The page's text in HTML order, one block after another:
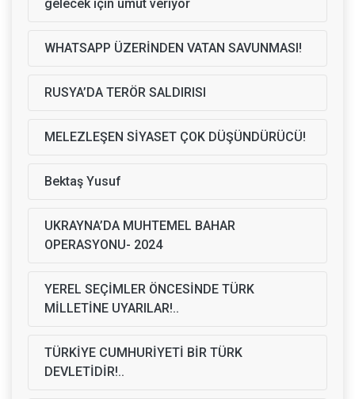
gelecek için umut veriyor
WHATSAPP ÜZERİNDEN VATAN SAVUNMASI!
RUSYA’DA TERÖR SALDIRISI
MELEZLEŞEN SİYASET ÇOK DÜŞÜNDÜRÜCÜ!
Bektaş Yusuf
UKRAYNA’DA MUHTEMEL BAHAR
OPERASYONU- 2024
YEREL SEÇİMLER ÖNCESİNDE TÜRK
MİLLETİNE UYARILAR!..
TÜRKİYE CUMHURİYETİ BİR TÜRK
DEVLETİDİR!..